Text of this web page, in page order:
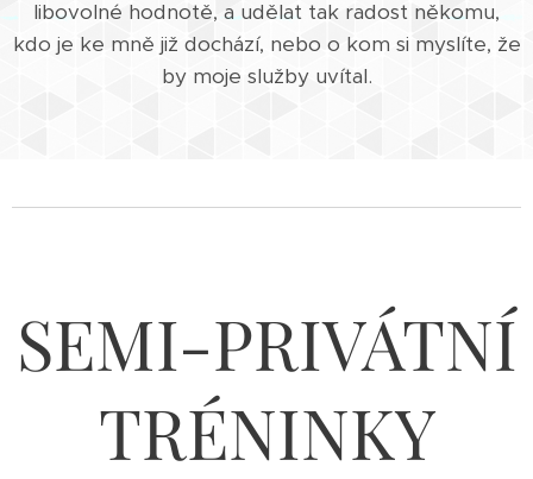
libovolné hodnotě, a udělat tak radost někomu,
kdo je ke mně již dochází, nebo o kom si myslíte, že
by moje služby uvítal.
SEMI-PRIVÁTNÍ
TRÉNINKY